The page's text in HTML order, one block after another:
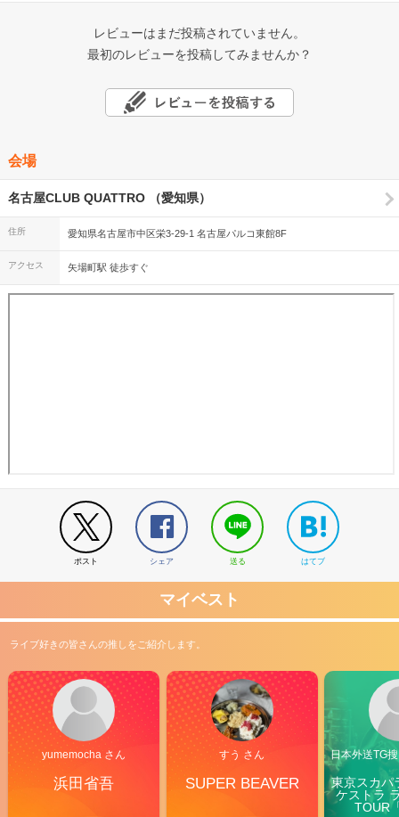
レビューはまだ投稿されていません。
最初のレビューを投稿してみませんか？
会場
名古屋CLUB QUATTRO （愛知県）
住所 愛知県名古屋市中区栄3-29-1 名古屋パルコ東館8F
アクセス 矢場町駅 徒歩すぐ
ポスト シェア 送る はてブ
マイベスト
ライブ好きの皆さんの推しをご紹介します。
yumemocha さん
浜田省吾
すう さん
SUPER BEAVER
日本外送TG
東京スカパ
ケストラ
TOUR